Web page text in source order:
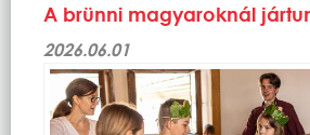
A brünni magyaroknál
2026.06.01